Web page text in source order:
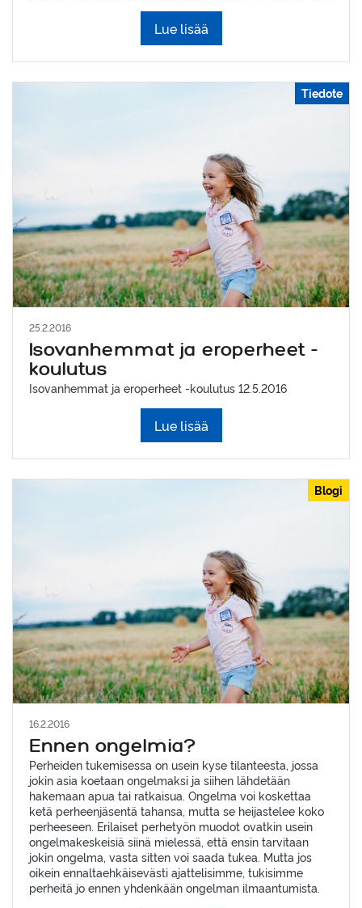
Lue lisää
Tiedote
25.2.2016
Isovanhemmat ja eroperheet -
koulutus
Isovanhemmat ja eroperheet -koulutus 12.5.2016
Lue lisää
Blogi
16.2.2016
Ennen ongelmia?
Perheiden tukemisessa on usein kyse tilanteesta, jossa
jokin asia koetaan ongelmaksi ja siihen lähdetään
hakemaan apua tai ratkaisua. Ongelma voi koskettaa
ketä perheenjäsentä tahansa, mutta se heijastelee koko
perheeseen. Erilaiset perhetyön muodot ovatkin usein
ongelmakeskeisiä siinä mielessä, että ensin tarvitaan
jokin ongelma, vasta sitten voi saada tukea. Mutta jos
oikein ennaltaehkäisevästi ajattelisimme, tukisimme
perheitä jo ennen yhdenkään ongelman ilmaantumista.